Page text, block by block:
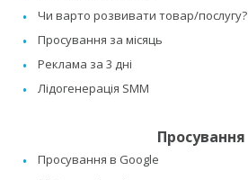
Чи варто розвивати товар/послугу?
Просування за місяць
Реклама за 3 дні
Лідогенерація SMM
Просування
Просування в Google